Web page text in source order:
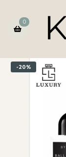
0
-20%